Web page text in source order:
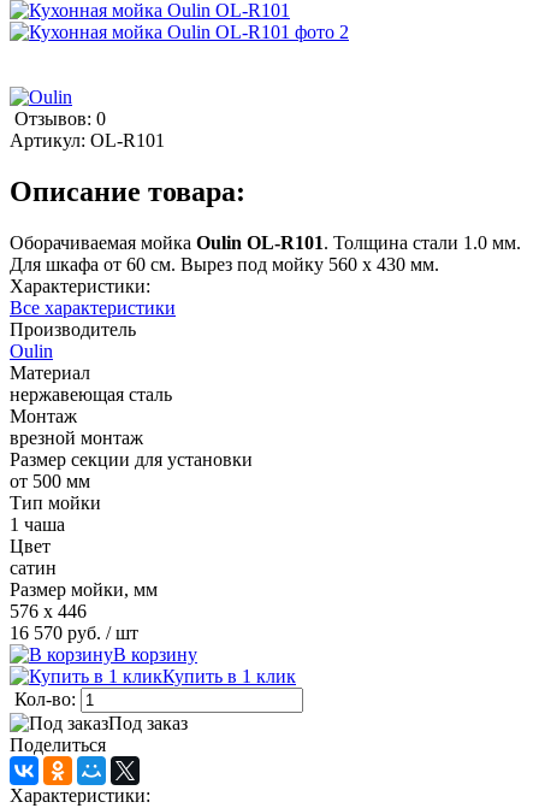
Отзывов: 0
Артикул: OL-R101
Описание товара:
Оборачиваемая мойка Oulin OL-R101. Толщина стали 1.0 мм.
Для шкафа от 60 см. Вырез под мойку 560 х 430 мм.
Характеристики:
Все характеристики
Производитель
Oulin
Материал
нержавеющая сталь
Монтаж
врезной монтаж
Размер секции для установки
от 500 мм
Тип мойки
1 чаша
Цвет
сатин
Размер мойки, мм
576 х 446
16 570 руб. / шт
В корзину
Купить в 1 клик
Кол-во:
Под заказ
Поделиться
Характеристики: